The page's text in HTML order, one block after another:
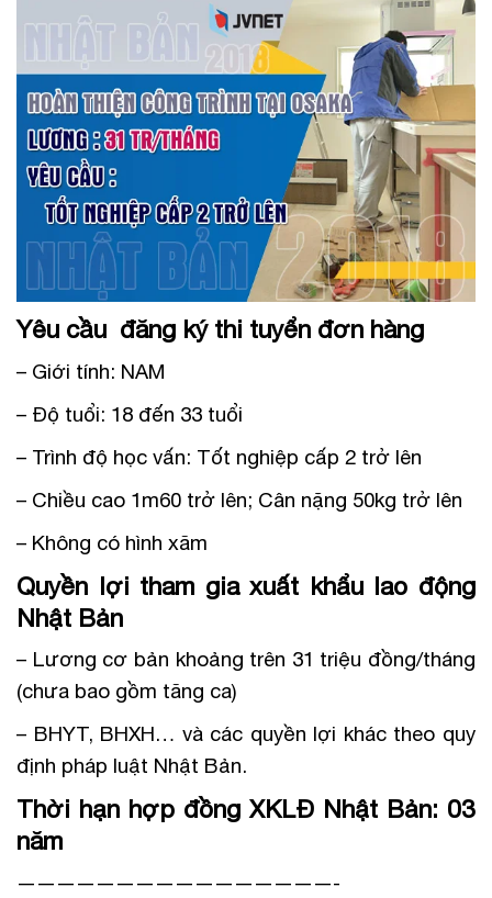
Yêu cầu đăng ký thi tuyển đơn hàng
– Giới tính: NAM
– Độ tuổi: 18 đến 33 tuổi
– Trình độ học vấn: Tốt nghiệp cấp 2 trở lên
– Chiều cao 1m60 trở lên; Cân nặng 50kg trở lên
– Không có hình xăm
Quyền lợi tham gia xuất khẩu lao động
Nhật Bản
– Lương cơ bản khoảng trên 31 triệu đồng/tháng
(chưa bao gồm tăng ca)
– BHYT, BHXH… và các quyền lợi khác theo quy
định pháp luật Nhật Bản.
Thời hạn hợp đồng XKLĐ Nhật Bản: 03
năm
————————————————-